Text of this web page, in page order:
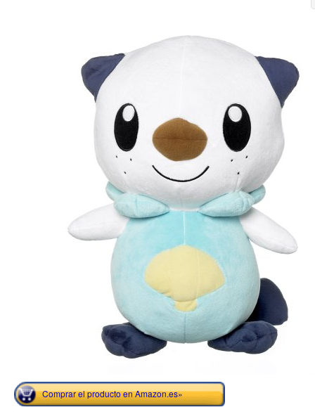
Comprar el producto en Amazon.es»